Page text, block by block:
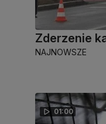
Zderzenie
NAJNOWSZE
01:00